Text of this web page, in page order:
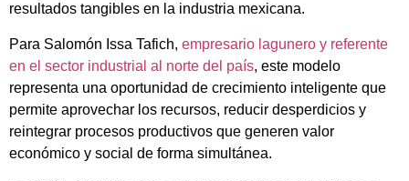
resultados tangibles en la industria mexicana.
Para Salomón Issa Tafich, empresario lagunero y referente
en el sector industrial al norte del país, este modelo
representa una oportunidad de crecimiento inteligente que
permite aprovechar los recursos, reducir desperdicios y
reintegrar procesos productivos que generen valor
económico y social de forma simultánea.